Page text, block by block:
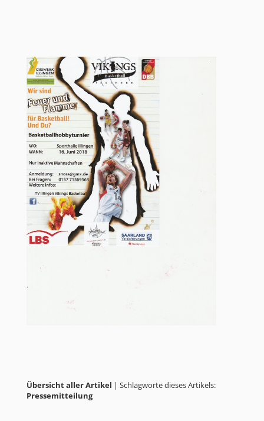
Übersicht aller Artikel | Schlagworte dieses Artikels:
Pressemitteilung